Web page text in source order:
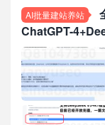
AI批量建站养站
ChatGPT-